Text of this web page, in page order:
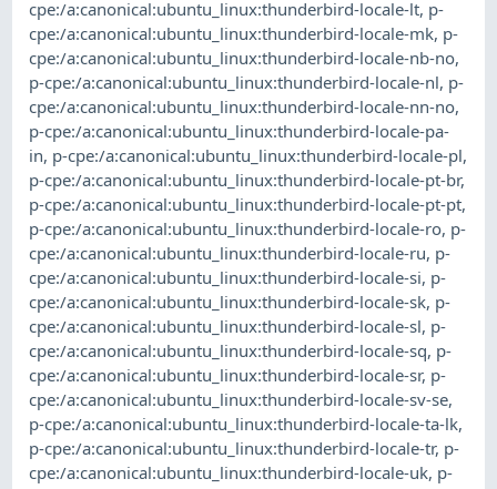
cpe:/a:canonical:ubuntu_linux:thunderbird-locale-lt, p-
cpe:/a:canonical:ubuntu_linux:thunderbird-locale-mk, p-
cpe:/a:canonical:ubuntu_linux:thunderbird-locale-nb-no,
p-cpe:/a:canonical:ubuntu_linux:thunderbird-locale-nl, p-
cpe:/a:canonical:ubuntu_linux:thunderbird-locale-nn-no,
p-cpe:/a:canonical:ubuntu_linux:thunderbird-locale-pa-
in, p-cpe:/a:canonical:ubuntu_linux:thunderbird-locale-pl,
p-cpe:/a:canonical:ubuntu_linux:thunderbird-locale-pt-br,
p-cpe:/a:canonical:ubuntu_linux:thunderbird-locale-pt-pt,
p-cpe:/a:canonical:ubuntu_linux:thunderbird-locale-ro, p-
cpe:/a:canonical:ubuntu_linux:thunderbird-locale-ru, p-
cpe:/a:canonical:ubuntu_linux:thunderbird-locale-si, p-
cpe:/a:canonical:ubuntu_linux:thunderbird-locale-sk, p-
cpe:/a:canonical:ubuntu_linux:thunderbird-locale-sl, p-
cpe:/a:canonical:ubuntu_linux:thunderbird-locale-sq, p-
cpe:/a:canonical:ubuntu_linux:thunderbird-locale-sr, p-
cpe:/a:canonical:ubuntu_linux:thunderbird-locale-sv-se,
p-cpe:/a:canonical:ubuntu_linux:thunderbird-locale-ta-lk,
p-cpe:/a:canonical:ubuntu_linux:thunderbird-locale-tr, p-
cpe:/a:canonical:ubuntu_linux:thunderbird-locale-uk, p-